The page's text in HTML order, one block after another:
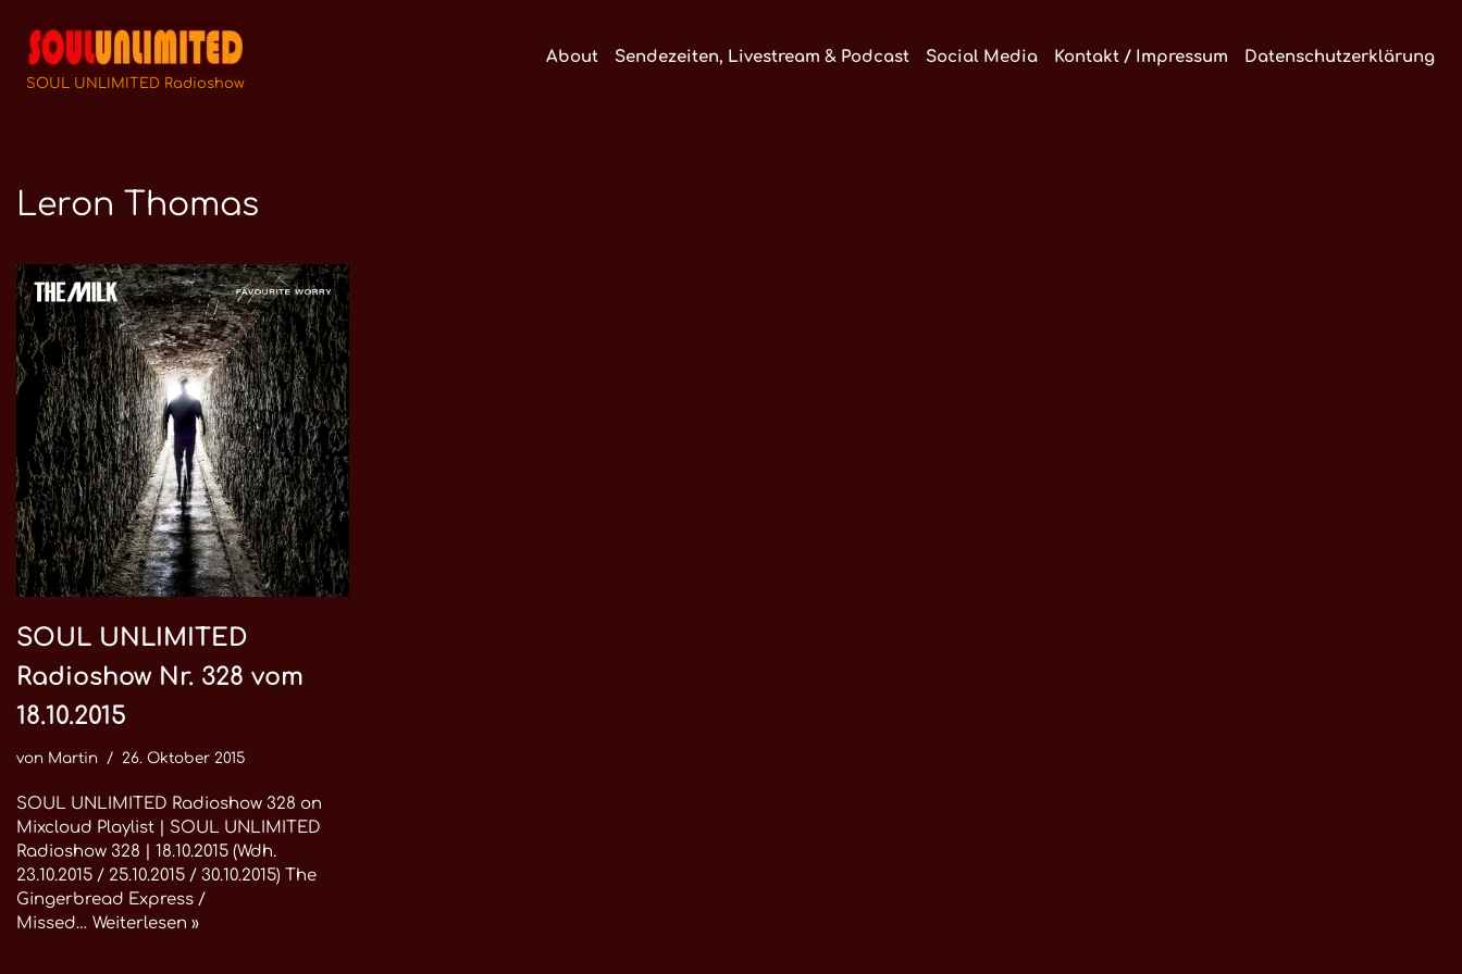
Zum
Inhalt
SOUL UNLIMITED Radioshow
About Sendezeiten, Livestream & Podcast Social Media Kontakt / Impressum Datenschutzerklärung
Leron Thomas
SOUL UNLIMITED
Radioshow Nr. 328 vom
18.10.2015
von Martin 26. Oktober 2015
SOUL UNLIMITED Radioshow 328 on
Mixcloud Playlist | SOUL UNLIMITED
Radioshow 328 | 18.10.2015 (Wdh.
23.10.2015 / 25.10.2015 / 30.10.2015) The
Gingerbread Express /
Missed… Weiterlesen »